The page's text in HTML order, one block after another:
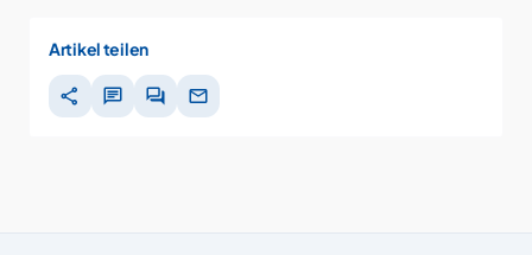
Artikel teilen
share chat forum mail